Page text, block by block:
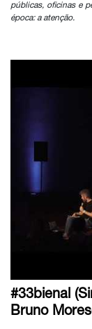
públicas, oficinas e
época: a atenção.
#33bienal
Bruno